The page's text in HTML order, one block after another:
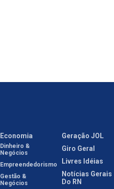
Economia
Dinheiro &
Negócios
Empreendedorismo
Gestão &
Negócios
Geração JOL
Giro Geral
Livres Idéias
Notícias Gerais
Do RN